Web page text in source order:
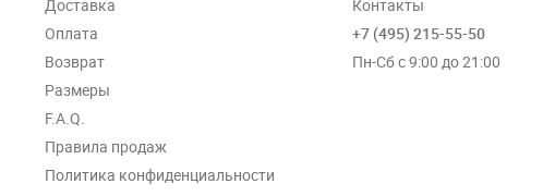
Доставка
Оплата
Возврат
Размеры
F.A.Q.
Правила продаж
Политика конфиденциальности
Контакты
+7 (495) 215-55-50
Пн-Сб с 9:00 до 21:00